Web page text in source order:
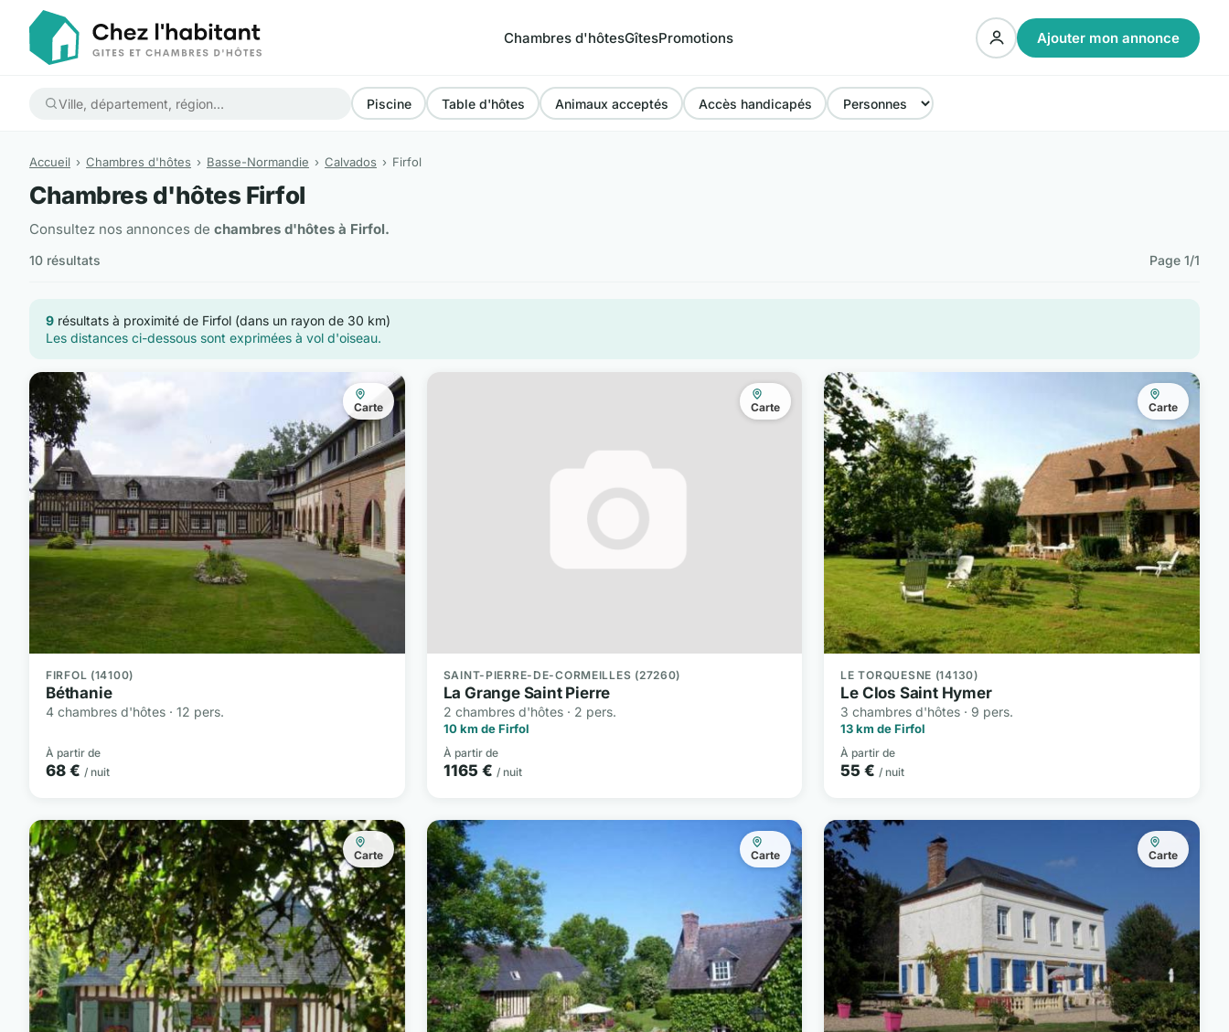
Chambres d'hôtesGîtesPromotions Ajouter mon annonce
Piscine Table d'hôtes Animaux acceptés Accès handicapés
Accueil Chambres d'hôtes Basse-Normandie Calvados Firfol
Chambres d'hôtes Firfol
Consultez nos annonces de chambres d'hôtes à Firfol.
10 résultats Page 1/1
9 résultats à proximité de Firfol (dans un rayon de 30 km)
Les distances ci-dessous sont exprimées à vol d'oiseau.
Carte
FIRFOL (14100)
Béthanie
4 chambres d'hôtes · 12 pers.
À partir de
68 € / nuit
Carte
SAINT-PIERRE-DE-CORMEILLES (27260)
La Grange Saint Pierre
2 chambres d'hôtes · 2 pers.
10 km de Firfol
À partir de
1165 € / nuit
Carte
LE TORQUESNE (14130)
Le Clos Saint Hymer
3 chambres d'hôtes · 9 pers.
13 km de Firfol
À partir de
55 €/ nuit
Carte Carte Carte